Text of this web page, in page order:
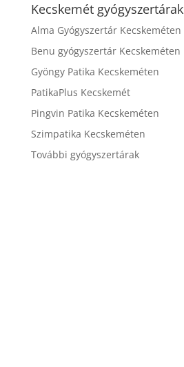
Kecskemét gyógyszertárak
Alma Gyógyszertár Kecskeméten
Benu gyógyszertár Kecskeméten
Gyöngy Patika Kecskeméten
PatikaPlus Kecskemét
Pingvin Patika Kecskeméten
Szimpatika Kecskeméten
További gyógyszertárak